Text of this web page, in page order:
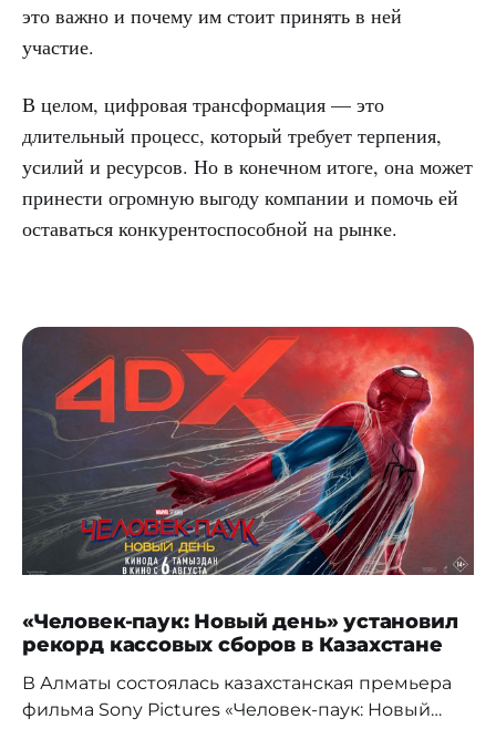
это важно и почему им стоит принять в ней
участие.
В целом, цифровая трансформация — это
длительный процесс, который требует терпения,
усилий и ресурсов. Но в конечном итоге, она может
принести огромную выгоду компании и помочь ей
оставаться конкурентоспособной на рынке.
«Человек-паук: Новый день» установил
рекорд кассовых сборов в Казахстане
В Алматы состоялась казахстанская премьера
фильма Sony Pictures «Человек-паук: Новый